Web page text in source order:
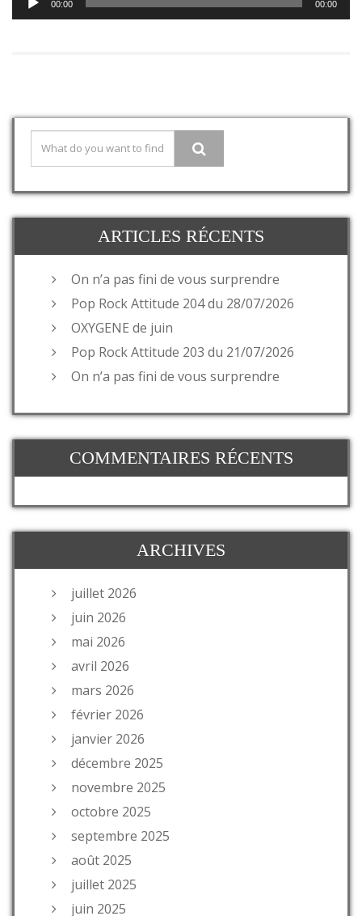
audio
00:00 00:00
ARTICLES RÉCENTS
On n’a pas fini de vous surprendre
Pop Rock Attitude 204 du 28/07/2026
OXYGENE de juin
Pop Rock Attitude 203 du 21/07/2026
On n’a pas fini de vous surprendre
COMMENTAIRES RÉCENTS
ARCHIVES
juillet 2026
juin 2026
mai 2026
avril 2026
mars 2026
février 2026
janvier 2026
décembre 2025
novembre 2025
octobre 2025
septembre 2025
août 2025
juillet 2025
juin 2025